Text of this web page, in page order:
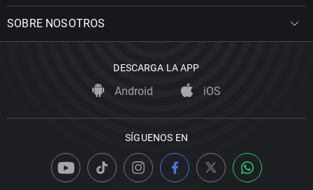
SOBRE NOSOTROS
DESCARGA LA APP
Android iOS
SÍGUENOS EN